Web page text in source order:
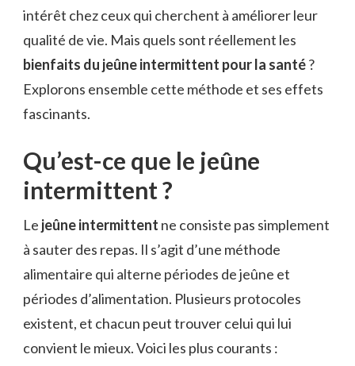
intérêt chez ceux qui cherchent à améliorer leur
qualité de vie. Mais quels sont réellement les
bienfaits du jeûne intermittent pour la santé?
Explorons ensemble cette méthode et ses effets
fascinants.
Qu’est-ce que le jeûne
intermittent ?
Le jeûne intermittent ne consiste pas simplement
à sauter des repas. Il s’agit d’une méthode
alimentaire qui alterne périodes de jeûne et
périodes d’alimentation. Plusieurs protocoles
existent, et chacun peut trouver celui qui lui
convient le mieux. Voici les plus courants :